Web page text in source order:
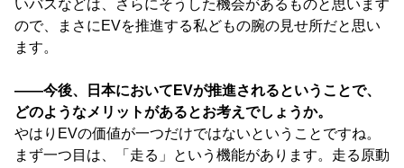
いバスなどは、さらにそうした機会があるものと思います
ので、まさにEVを推進する私どもの腕の見せ所だと思い
ます。
――今後、日本においてEVが推進されるということで、
どのようなメリットがあるとお考えでしょうか。
やはりEVの価値が一つだけではないということですね。
まず一つ目は、「走る」という機能があります。走る原動